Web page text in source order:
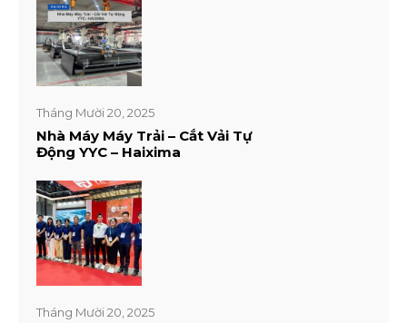
Tháng Mười 20, 2025
Nhà Máy Máy Trải – Cắt Vải Tự
Động YYC – Haixima
Tháng Mười 20, 2025